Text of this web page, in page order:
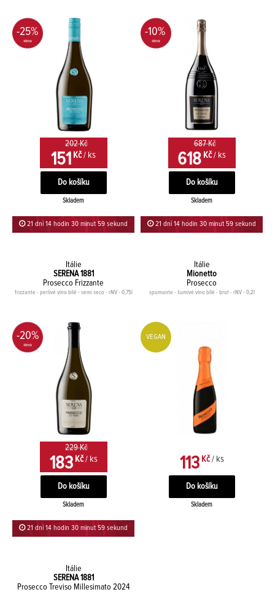
-25%
202 Kč
151 Kč / ks
Skladem
21 dní 14 hodin 30 minut 59 sekund
-10%
687 Kč
618 Kč / ks
Skladem
21 dní 14 hodin 30 minut 59 sekund
Itálie
SERENA 1881
Prosecco Frizzante
frizzante - perlivé víno bílé - semi seco - rNV - 0,75l
-20%
229 Kč
183Kč / ks
Skladem
21 dní 14 hodin 30 minut 59 sekund
Itálie
Mionetto
Prosecco
spumante - šumivé víno bílé - brut - rNV - 0,2l
VEGAN
113Kč / ks
Skladem
Itálie
SERENA 1881
Prosecco Treviso Millesimato 2024